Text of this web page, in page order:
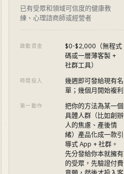
已有受眾和領域可信度的健康教
練、心理諮商師或經營者
啟動資金
$0-$2,000（無程式
碼或一層薄客製 +
社群工具）
時間投入
幾週即可發給現有名
單；幾個月開始複利
第一動作
把你的方法為某一個
具體人群（比如創辦
人的焦慮、產後情
緒）產品化成一款引
導式 App + 社群。
先分發給你本就擁有
的受眾，先驗證付費